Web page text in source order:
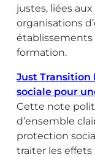
justes, liées
organisations
établissements
formation.
Just Transition
sociale pour
Cette note
d’ensemble
protection
traiter les